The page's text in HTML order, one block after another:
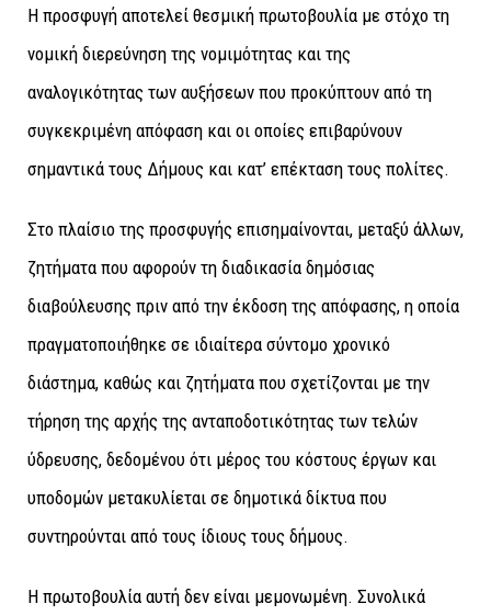
Η προσφυγή αποτελεί θεσμική πρωτοβουλία με στόχο τη
νομική διερεύνηση της νομιμότητας και της
αναλογικότητας των αυξήσεων που προκύπτουν από τη
συγκεκριμένη απόφαση και οι οποίες επιβαρύνουν
σημαντικά τους Δήμους και κατ’ επέκταση τους πολίτες.
Στο πλαίσιο της προσφυγής επισημαίνονται, μεταξύ άλλων,
ζητήματα που αφορούν τη διαδικασία δημόσιας
διαβούλευσης πριν από την έκδοση της απόφασης, η οποία
πραγματοποιήθηκε σε ιδιαίτερα σύντομο χρονικό
διάστημα, καθώς και ζητήματα που σχετίζονται με την
τήρηση της αρχής της ανταποδοτικότητας των τελών
ύδρευσης, δεδομένου ότι μέρος του κόστους έργων και
υποδομών μετακυλίεται σε δημοτικά δίκτυα που
συντηρούνται από τους ίδιους τους δήμους.
Η πρωτοβουλία αυτή δεν είναι μεμονωμένη. Συνολικά